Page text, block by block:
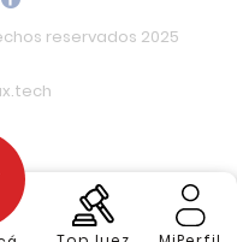
reservados 2025